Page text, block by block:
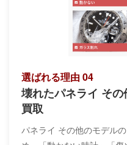
選ばれる理由 04
壊れたパネライ そ
買取
パネライ その他のモデル